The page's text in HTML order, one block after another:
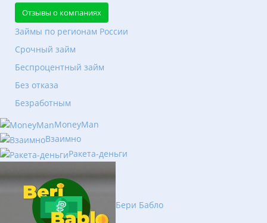
Отзывы о компаниях
Займы по регионам России
Срочный займ
Беспроцентный займ
Без отказа
Безработным
MoneyMan
Взаимно
Ракета-деньги
Бери Бабло